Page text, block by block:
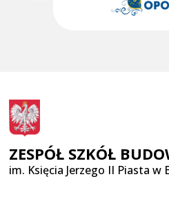
ZESPÓŁ SZKÓŁ
im. Księcia Jerzego II Piasta w